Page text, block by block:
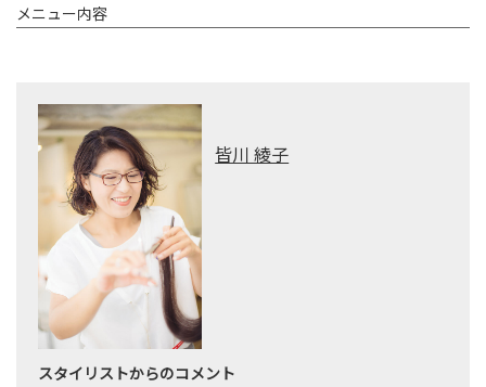
メニュー内容
皆川 綾子
スタイリストからのコメント